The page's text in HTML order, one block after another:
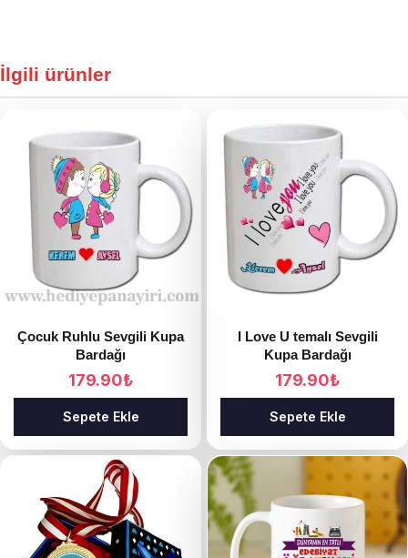
İlgili ürünler
Çocuk Ruhlu Sevgili Kupa
Bardağı
179.90₺
Sepete Ekle
I Love U temalı Sevgili
Kupa Bardağı
179.90₺
Sepete Ekle